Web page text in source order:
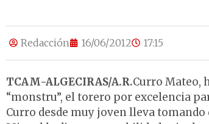
Redacción 16/06/2012 17:15
TCAM-ALGECIRAS/A.R.Curro Mateo,
“monstru”, el torero por excelencia
Curro desde muy joven lleva tomando